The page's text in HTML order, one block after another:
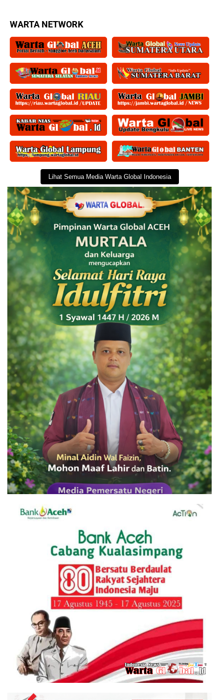
WARTA NETWORK
Lihat Semua Media Warta Global Indonesia